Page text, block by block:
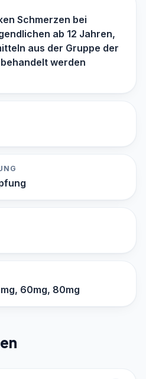
Schmerzen bei
ab 12 Jahren,
aus der Gruppe der
werden
60mg, 80mg